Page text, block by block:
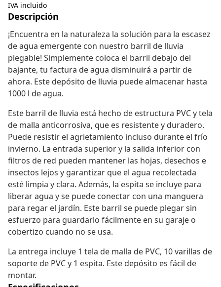
IVA incluido
Descripción
¡Encuentra en la naturaleza la solución para la escasez
de agua emergente con nuestro barril de lluvia
plegable! Simplemente coloca el barril debajo del
bajante, tu factura de agua disminuirá a partir de
ahora. Este depósito de lluvia puede almacenar hasta
1000 l de agua.
Este barril de lluvia está hecho de estructura PVC y tela
de malla anticorrosiva, que es resistente y duradero.
Puede resistir el agrietamiento incluso durante el frío
invierno. La entrada superior y la salida inferior con
filtros de red pueden mantener las hojas, desechos e
insectos lejos y garantizar que el agua recolectada
esté limpia y clara. Además, la espita se incluye para
liberar agua y se puede conectar con una manguera
para regar el jardín. Este barril se puede plegar sin
esfuerzo para guardarlo fácilmente en su garaje o
cobertizo cuando no se usa.
La entrega incluye 1 tela de malla de PVC, 10 varillas de
soporte de PVC y 1 espita. Este depósito es fácil de
montar.